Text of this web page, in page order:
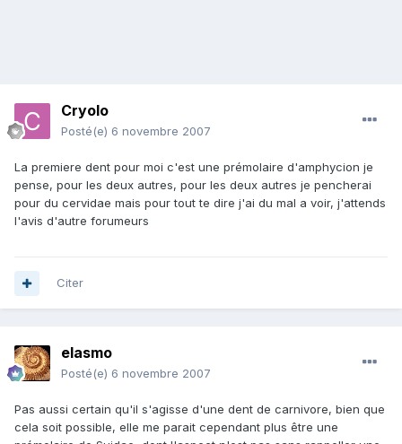
Cryolo
Posté(e) 6 novembre 2007
La premiere dent pour moi c'est une prémolaire d'amphycion je
pense, pour les deux autres, pour les deux autres je pencherai
pour du cervidae mais pour tout te dire j'ai du mal a voir, j'attends
l'avis d'autre forumeurs
Citer
elasmo
Posté(e) 6 novembre 2007
Pas aussi certain qu'il s'agisse d'une dent de carnivore, bien que
cela soit possible, elle me parait cependant plus être une